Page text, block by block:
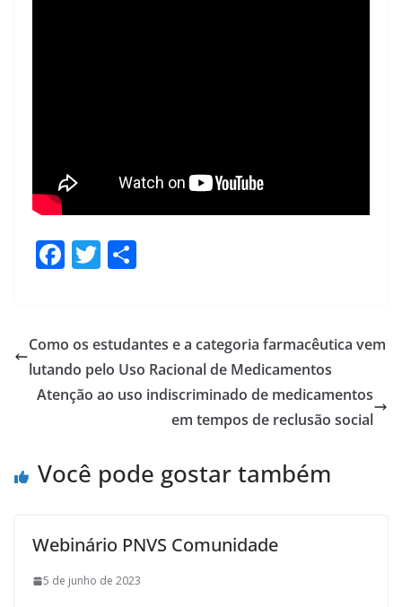
F
b
o
o
T
er e
Como os estudantes e a categoria farmacêutica vem
lutando pelo Uso Racional de Medicamentos
Atenção ao uso indiscriminado de medicamentos
em tempos de reclusão social
Você pode gostar também
Webinário PNVS Comunidade
5 de junho de 2023